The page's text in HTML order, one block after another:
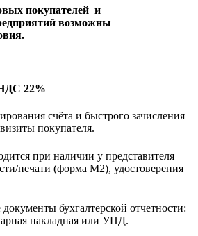
покупателей и
возможны
22%
счёта и быстрого зачисления
покупателя.
при наличии у представителя
печати (форма M2), удостоверения
бухгалтерской отчетности:
накладная или УПД.